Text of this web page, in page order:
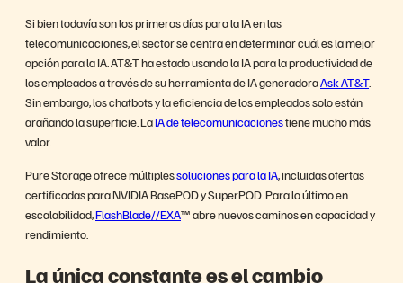
Si bien todavía son los primeros días para la IA en las
telecomunicaciones, el sector se centra en determinar cuál es la mejor
opción para la IA. AT&T ha estado usando la IA para la productividad de
los empleados a través de su herramienta de IA generadoraAsk AT&T.
Sin embargo, los chatbots y la eficiencia de los empleados solo están
arañando la superficie. LaIA de telecomunicacionestiene mucho más
valor.
Pure Storage ofrece múltiplessoluciones para la IA, incluidas ofertas
certificadas para NVIDIA BasePOD y SuperPOD. Para lo último en
escalabilidad,FlashBlade//EXA™ abre nuevos caminos en capacidad y
rendimiento.
La única constante es el cambio